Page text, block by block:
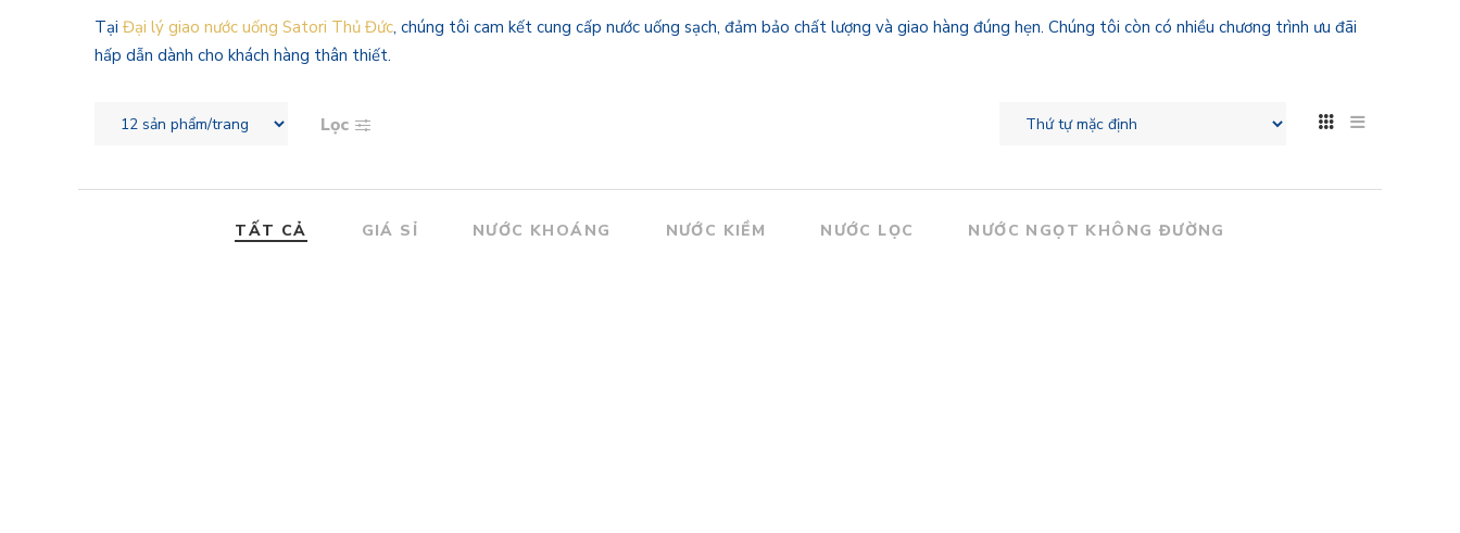
Tại Đại lý giao nước uống Satori Thủ Đức, chúng tôi cam kết cung cấp nước uống sạch, đảm bảo chất lượng và giao hàng đúng hẹn. Chúng tôi còn có nhiều chương trình ưu đãi
hấp dẫn dành cho khách hàng thân thiết.
Lọc
TẤT CẢ GIÁ SỈ NƯỚC KHOÁNG NƯỚC KIỀM NƯỚC LỌC NƯỚC NGỌT KHÔNG ĐƯỜNG